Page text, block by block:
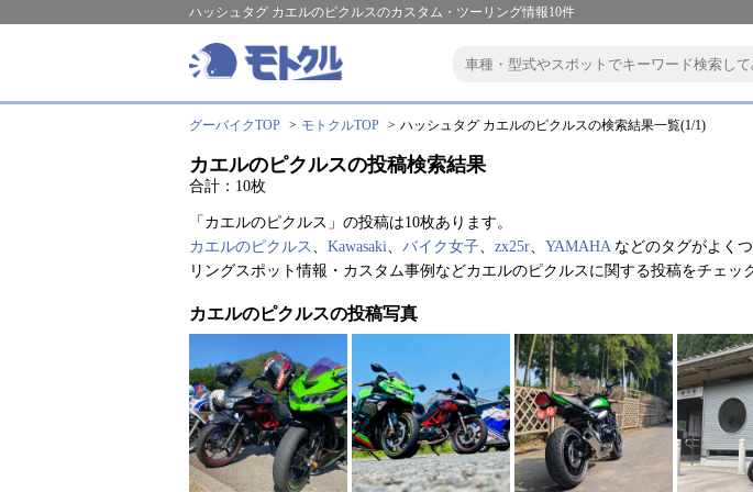
ハッシュタグ カエルのピクルスのカスタム・ツーリング情報10件
グーバイクTOP モトクルTOP ハッシュタグ カエルのピクルスの検索結果一覧(1/1)
カエルのピクルスの投稿検索結果
合計：10枚
「カエルのピクルス」の投稿は10枚あります。
カエルのピクルス 、 Kawasaki、 バイク女子、 zx25r、 YAMAHAなどのタグがよく
リングスポット情報・カスタム事例などカエルのピクルスに関する投稿をチェッ
カエルのピクルスの投稿写真